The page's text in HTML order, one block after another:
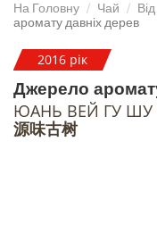
На Головну Чай
аромату давніх дерев
2016 рік
Джерело
ЮАНЬ ВЕЙ ГУ ШУ
源味古树